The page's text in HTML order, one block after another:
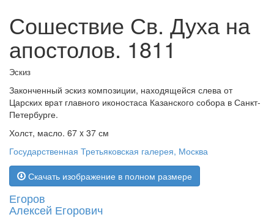
Сошествие Св. Духа на
апостолов. 1811
Эскиз
Законченный эскиз композиции, находящейся слева от
Царских врат главного иконостаса Казанского собора в Санкт-
Петербурге.
Холст, масло. 67 x 37 см
Государственная Третьяковская галерея, Москва
Скачать изображение в полном размере
Егоров
Алексей Егорович